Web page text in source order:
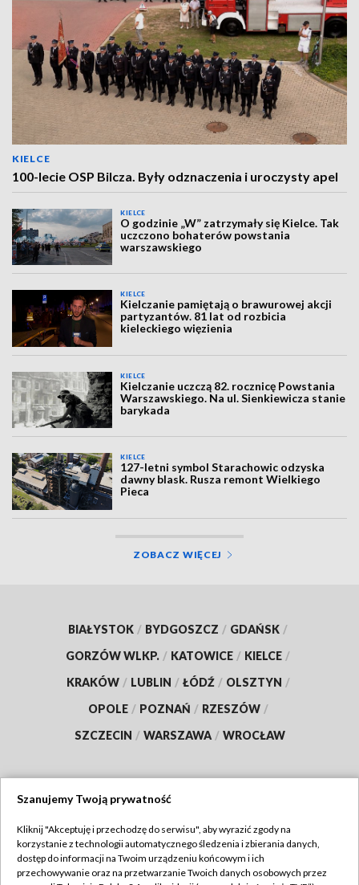
KIELCE
100-lecie OSP Bilcza. Były odznaczenia i uroczysty apel
KIELCE
O godzinie „W” zatrzymały się Kielce. Tak
uczczono bohaterów powstania
warszawskiego
KIELCE
Kielczanie pamiętają o brawurowej akcji
partyzantów. 81 lat od rozbicia
kieleckiego więzienia
KIELCE
Kielczanie uczczą 82. rocznicę Powstania
Warszawskiego. Na ul. Sienkiewicza stanie
barykada
KIELCE
127-letni symbol Starachowic odzyska
dawny blask. Rusza remont Wielkiego
Pieca
ZOBACZ WIĘCEJ
BIAŁYSTOK / BYDGOSZCZ / GDAŃSK /
GORZÓW WLKP. / KATOWICE / KIELCE /
KRAKÓW / LUBLIN / ŁÓDŹ / OLSZTYN /
OPOLE / POZNAŃ / RZESZÓW /
SZCZECIN / WARSZAWA / WROCŁAW
TVP
Abonament TVP
Regulamin TVP
Szanujemy Twoją prywatność
Kliknij "Akceptuję i przechodzę do serwisu", aby wyrazić zgody na
korzystanie z technologii automatycznego śledzenia i zbierania danych,
dostęp do informacji na Twoim urządzeniu końcowym i ich
przechowywanie oraz na przetwarzanie Twoich danych osobowych przez